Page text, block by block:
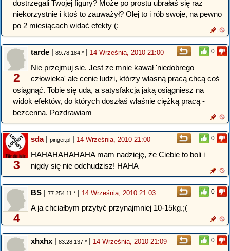
dostrzegali Twojej figury? Może po prostu ubrałaś się raz
niekorzystnie i ktoś to zauważył? Olej to i rób swoje, na pewno
po 2 miesiącach widać efekty (:
0
2
tarde | 89.78.184.* | 14 Września, 2010 21:00
Nie przejmuj sie. Jest ze mnie kawał 'niedobrego
człowieka' ale cenie ludzi, którzy własną pracą chcą coś
osiągnąć. Tobie się uda, a satysfakcja jaką osiągniesz na
widok efektów, do których doszłaś właśnie ciężką pracą -
bezcenna. Pozdrawiam
0
3
sda| pinger.pl | 14 Września, 2010 21:00
HAHAHAHAHAHA mam nadzieję, że Ciebie to boli i
nigdy się nie odchudzisz! HAHA
0
4
BS | 77.254.11.* | 14 Września, 2010 21:03
A ja chciałbym przytyć przynajmniej 10-15kg.;(
0
xhxhx | 83.28.137.* | 14 Września, 2010 21:09